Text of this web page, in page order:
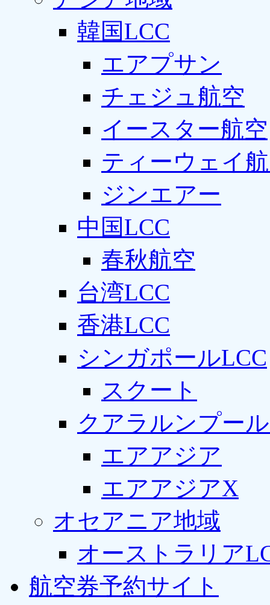
韓国LCC
エアプサン
チェジュ航空
イースター航空
ティーウェイ
ジンエアー
中国LCC
春秋航空
台湾LCC
香港LCC
シンガポールLCC
スクート
クアラルンプー
エアアジア
エアアジアX
オセアニア地域
オーストラリア
航空券予約サイト